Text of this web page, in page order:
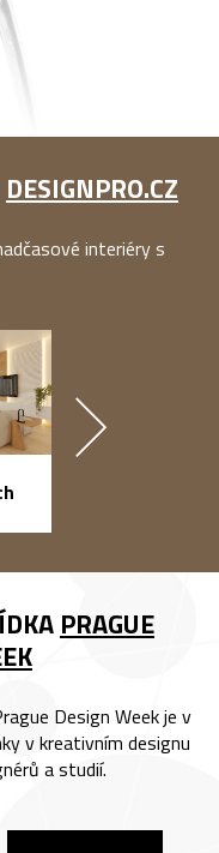
DESIGNPRO.CZ
interiéry s
PRAGUE
Design Week je v
v kreativním designu
a studií.